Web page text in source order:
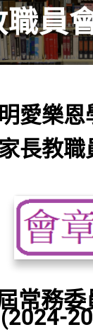
員
明愛樂恩
長教職
常務
(2024-